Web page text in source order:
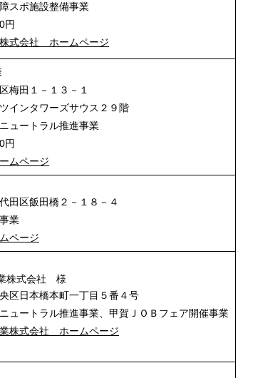
スポ施設整備事業
円
式会社 ホームページ
梅田１－１３－１
ワーズサウス２９階
ュートラル推進事業
円
ムページ
田区飯田橋２－１８－４
業
ページ
株式会社 様
区日本橋本町一丁目５番４号
ュートラル推進事業、甲賀ＪＯＢフェア開催事業
株式会社 ホームページ